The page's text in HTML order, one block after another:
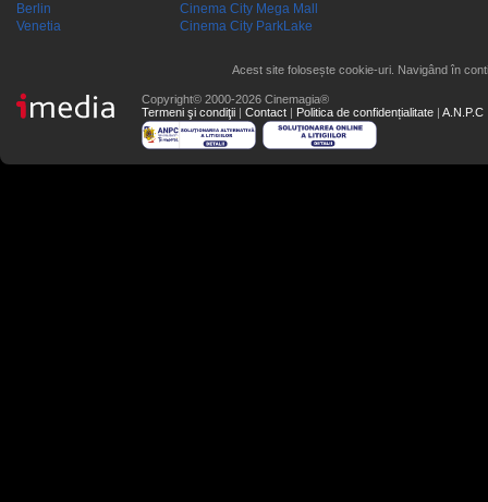
Berlin
Venetia
Cinema City Mega Mall
Cinema City ParkLake
Acest site folosește cookie-uri. Navigând în
Copyright© 2000-2026 Cinemagia®
Termeni şi condiţii | Contact | Politica de confidențialitate | A.N.P.C